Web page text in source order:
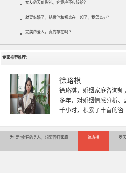
女友的天价彩礼，究竟应不应该给？
就要结婚了，结果他和初恋在一起了，我怎么办？
完美的爱人，真的存在吗 ？
专家推荐推荐：
徐珞棋
徐珞棋，婚姻家庭咨询
多年，对婚姻情感分析
千小时，积累了丰富的咨
为“爱”痴狂的男人，想要回归家庭 徐珞棋 罗天